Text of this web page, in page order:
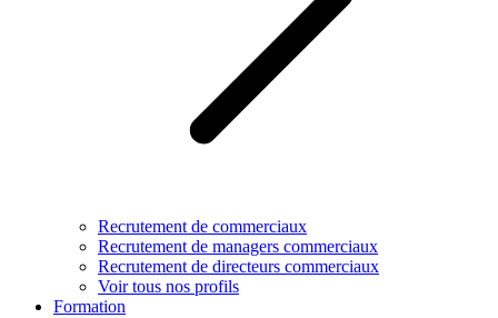
Recrutement de commerciaux
Recrutement de managers commerciaux
Recrutement de directeurs commerciaux
Voir tous nos profils
Formation